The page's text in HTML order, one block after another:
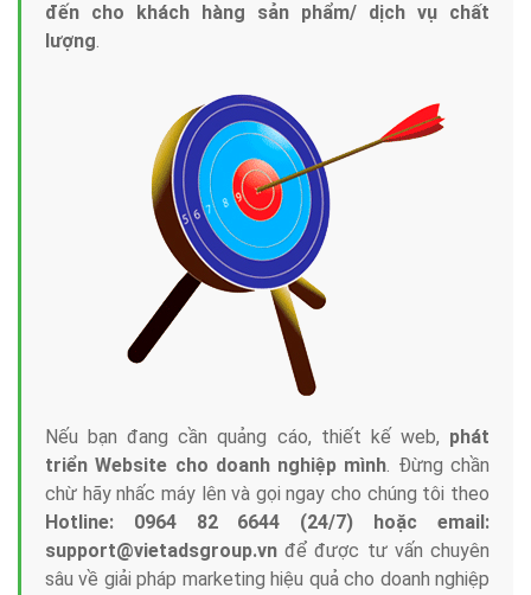
đến cho khách hàng sản phẩm/ dịch vụ chất
lượng.
Nếu bạn đang cần quảng cáo, thiết kế web, phát
triển Website cho doanh nghiệp mình. Đừng chần
chừ hãy nhấc máy lên và gọi ngay cho chúng tôi theo
Hotline: 0964 82 6644 (24/7) hoặc email:
support@vietadsgroup.vn để được tư vấn chuyên
sâu về giải pháp marketing hiệu quả cho doanh nghiệp